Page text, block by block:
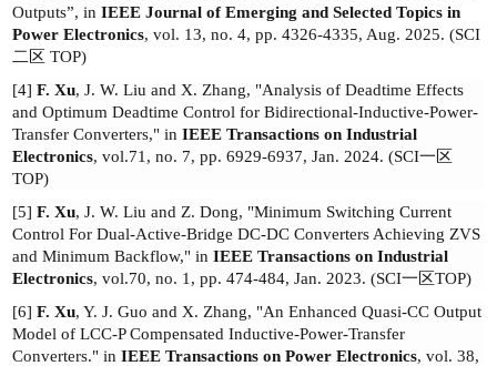
Outputs”, inIEEE Journal of Emerging and Selected Topics in
Power Electronics, vol. 13, no. 4, pp. 4326-4335, Aug. 2025. (SCI
二区TOP)
[4] F. Xu, J. W. Liu and X. Zhang, "Analysis of Deadtime Effects
and Optimum Deadtime Control for Bidirectional-Inductive-Power-
Transfer Converters," inIEEE Transactions on Industrial
Electronics, vol.71 , no. 7, pp. 6929-6937, Jan. 2024. (SCI一区
TOP)
[5]F. Xu, J. W. Liu and Z. Dong, "Minimum Switching Current
Control For Dual-Active-Bridge DC-DC Converters Achieving ZVS
and Minimum Backflow," inIEEE Transactions on Industrial
Electronics, vol.70, no. 1, pp. 474-484, Jan. 2023. (SCI一区TOP)
[6]F. Xu, Y. J. Guo and X. Zhang, "An Enhanced Quasi-CC Output
Model of LCC-P Compensated Inductive-Power-Transfer
Converters." in IEEE Transactions on Power Electronics, vol. 38,